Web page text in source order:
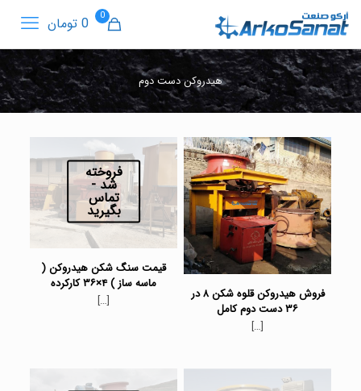
0 0 تومان
هیدروکن دست دوم
فروش هیدروکن قلوه شکن ۸ در
۳۶ دست دوم کامل
[…]
فروخته
شد -
تماس
بگیرید
قیمت سنگ شکن هیدروکن (
ماسه ساز ) ۴×۳۶ کارکرده
[…]